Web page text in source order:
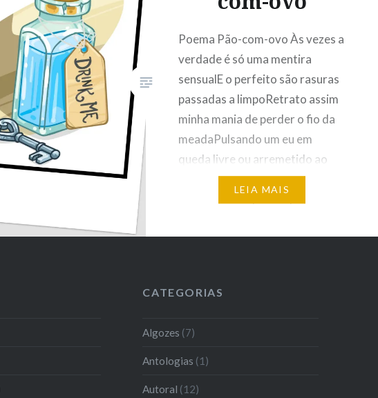
Poema Pão-com-ovo Às vezes a
verdade é só uma mentira
sensualE o perfeito são rasuras
passadas a limpoRetrato assim
minha mania de perder o fio da
meadaPulsando um eu em
queda livre ou arremetido ao
espaçoFoi esta mania que
lugar e nem ligouSó para dizer
LEIA MAIS
CATEGORIAS
Algozes (7)
Antologias (1)
Autoral (12)